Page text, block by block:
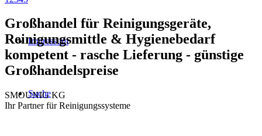
Impressum
Suche
Großhandel für Reinigungsgeräte,
Reinigungsmittle & Hygienebedarf
kompetent - rasche Lieferung - günstige
Großhandelspreise
SMOUNIG KG
Ihr Partner für Reinigungssysteme